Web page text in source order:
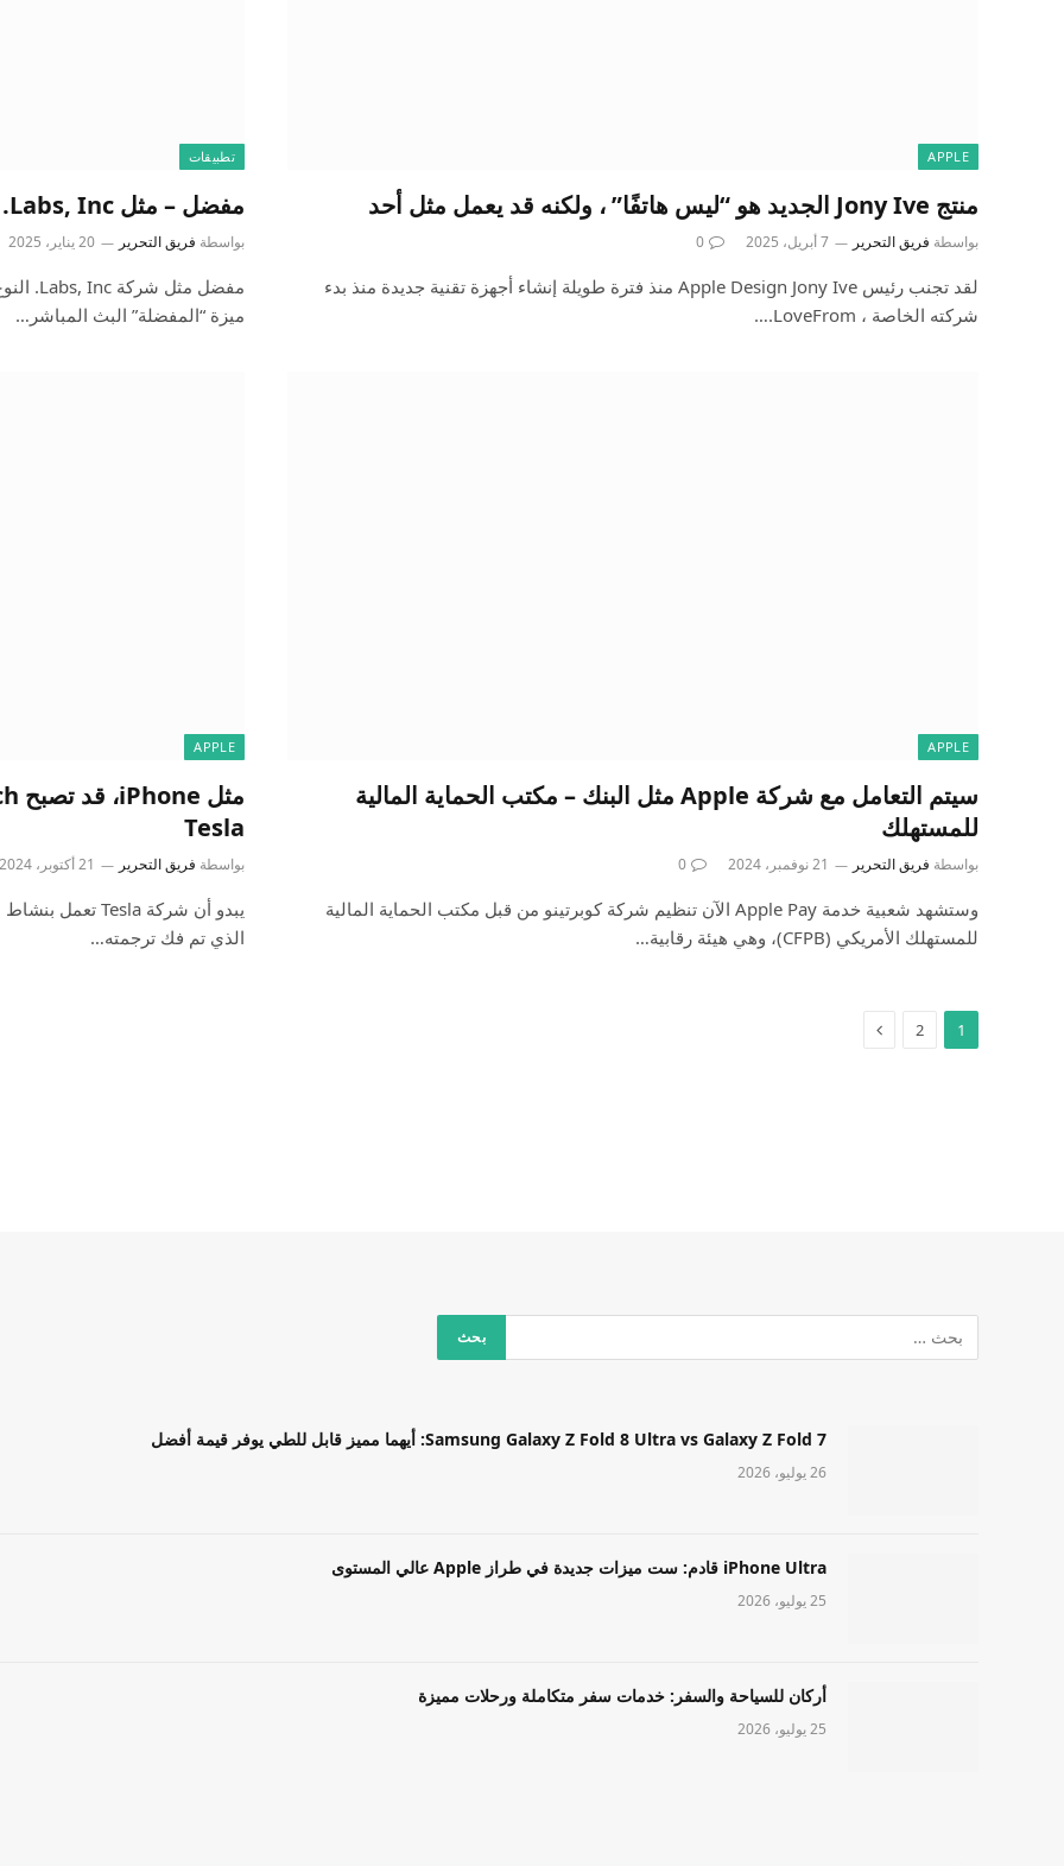
APPLE
منتج Jony Ive الجديد هو “ليس هاتفًا” ، ولكنه قد يعمل مثل أحد
بواسطة فريق التحرير 7 أبريل، 2025 0
لقد تجنب رئيس Apple Design Jony Ive منذ فترة طويلة إنشاء أجهزة تقنية جديدة منذ بدء
شركته الخاصة ، LoveFrom.…
تطبيقات
مفضل – مثل Labs, Inc.
بواسطة فريق التحرير 20 يناير، 2025
ميزة “المفضلة” البث المباشر…
APPLE
سيتم التعامل مع شركة Apple مثل البنك – مكتب الحماية المالية
للمستهلك
بواسطة فريق التحرير 21 نوفمبر، 2024 0
وستشهد شعبية خدمة Apple Pay الآن تنظيم شركة كوبرتينو من قبل مكتب الحماية المالية
للمستهلك الأمريكي (CFPB)، وهي هيئة رقابية…
APPLE
Tesla
بواسطة فريق التحرير 21 أكتوبر، 2024
الذي تم فك ترجمته…
1
2
Samsung Galaxy Z Fold 8 Ultra vs Galaxy Z Fold 7: أيهما مميز قابل للطي يوفر قيمة أفضل
26 يوليو، 2026
iPhone Ultra قادم: ست ميزات جديدة في طراز Apple عالي المستوى
25 يوليو، 2026
أركان للسياحة والسفر: خدمات سفر متكاملة ورحلات مميزة
25 يوليو، 2026